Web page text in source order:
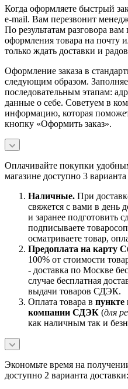
Когда оформляете быстрый
e-mail. Вам перезвонит
По результатам разговора
оформления товара на почту
только ждать доставки и
Оформление заказа в
следующим образом.
последовательным этапам:
данные о себе. Советуем в
информацию, которая
кнопку «Оформить заказ».
Оплачивайте покупки
магазине доступно 3
Наличные. При
свяжется с вами в день
и заранее подготовить
подписываете
осматриваете товар,
Предоплата на карту
100% от стоимости
- доставка по Москве
случае бесплатная
выдачи товаров СДЭК.
Оплата товара в пункте
компании СДЭК (для
как наличным так и
Экономьте время на
доступно 2 варианта доставки: